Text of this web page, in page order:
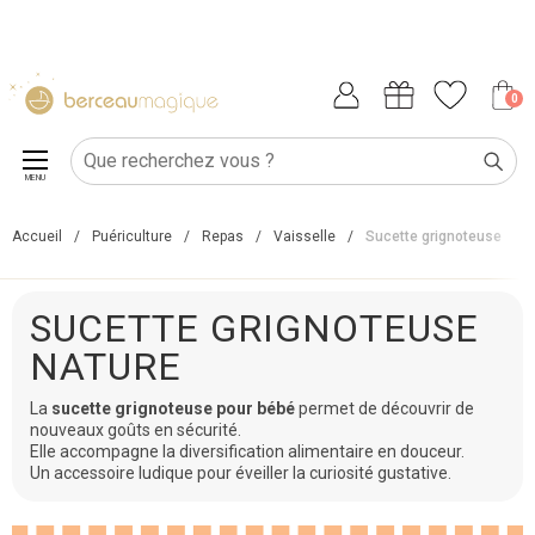
0
MENU
Accueil / Puériculture / Repas / Vaisselle / Sucette grignoteuse
SUCETTE GRIGNOTEUSE
NATURE
La sucette grignoteuse pour bébépermet de découvrir de
nouveaux goûts en sécurité.
Elle accompagne la diversification alimentaire en douceur.
Un accessoire ludique pour éveiller la curiosité gustative.